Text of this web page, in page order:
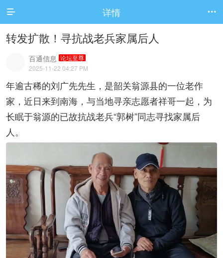
 详情 
转发扩散！寻抗战老兵家属后人
百通信息 论坛至尊
2025-11-22 04:27 PM
年逾古稀的刘广先先生，是韶关翁源县的一位老作
家，近日来到南海，与当地寻亲志愿者祥哥一起，为
长眠于翁源的已故抗战老兵“郭树”同志寻找家属后
人。